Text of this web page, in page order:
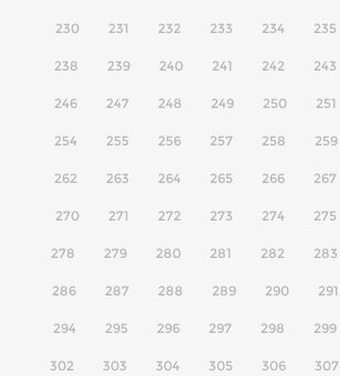
230 231 232 233 234 235
238 239 240 241 242 243
246 247 248 249 250 251
254 255 256 257 258 259
262 263 264 265 266 267
270 271 272 273 274 275
278 279 280 281 282 283
286 287 288 289 290 291
294 295 296 297 298 299
302 303 304 305 306 307